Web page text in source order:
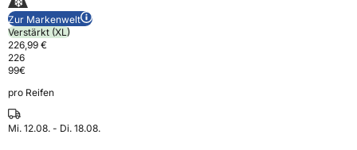
Zur Markenwelt
Verstärkt (XL)
226,99 €
226
99€
pro Reifen
Mi. 12.08. - Di. 18.08.